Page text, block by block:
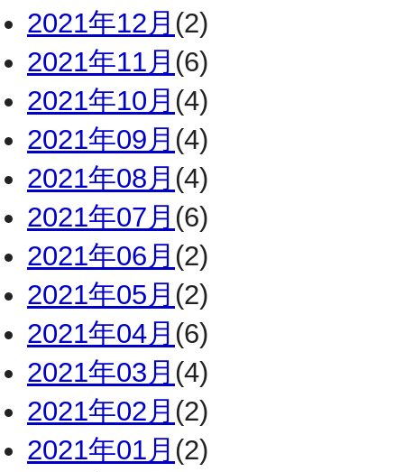
2021年12月 (2)
2021年11月 (6)
2021年10月 (4)
2021年09月 (4)
2021年08月 (4)
2021年07月 (6)
2021年06月 (2)
2021年05月 (2)
2021年04月 (6)
2021年03月 (4)
2021年02月 (2)
2021年01月 (2)